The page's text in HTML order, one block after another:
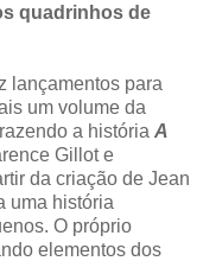
quadrinhos de
lançamentos para
um volume da
a história A
Gillot e
da criação de Jean
uma história
O próprio
elementos dos